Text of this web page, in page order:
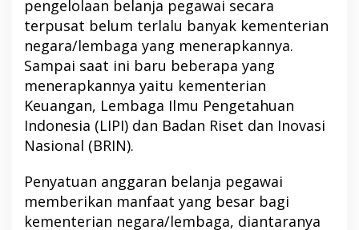
pengelolaan belanja pegawai secara
terpusat belum terlalu banyak kementerian
negara/lembaga yang menerapkannya.
Sampai saat ini baru beberapa yang
menerapkannya yaitu kementerian
Keuangan, Lembaga Ilmu Pengetahuan
Indonesia (LIPI) dan Badan Riset dan Inovasi
Nasional (BRIN).
Penyatuan anggaran belanja pegawai
memberikan manfaat yang besar bagi
kementerian negara/lembaga, diantaranya